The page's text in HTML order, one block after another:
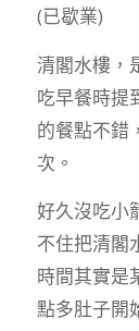
(已歇業)
清閣水樓，
吃早餐時提
的餐點不錯
次。
好久沒吃小
不住把清閣
時間其實是
點多肚子開